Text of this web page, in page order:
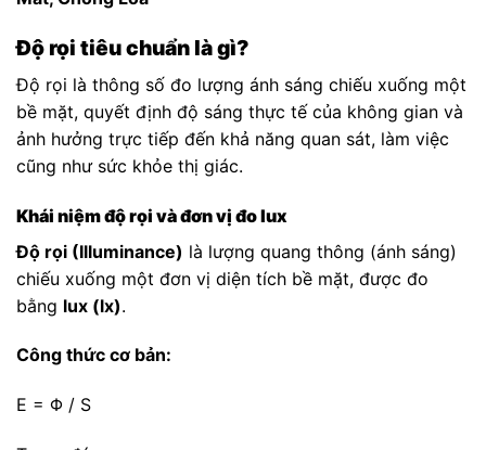
Độ rọi tiêu chuẩn là gì?
Độ rọi là thông số đo lượng ánh sáng chiếu xuống một
bề mặt, quyết định độ sáng thực tế của không gian và
ảnh hưởng trực tiếp đến khả năng quan sát, làm việc
cũng như sức khỏe thị giác.
Khái niệm độ rọi và đơn vị đo lux
Độ rọi (Illuminance) là lượng quang thông (ánh sáng)
chiếu xuống một đơn vị diện tích bề mặt, được đo
bằng lux (lx).
Công thức cơ bản:
E = Φ / S